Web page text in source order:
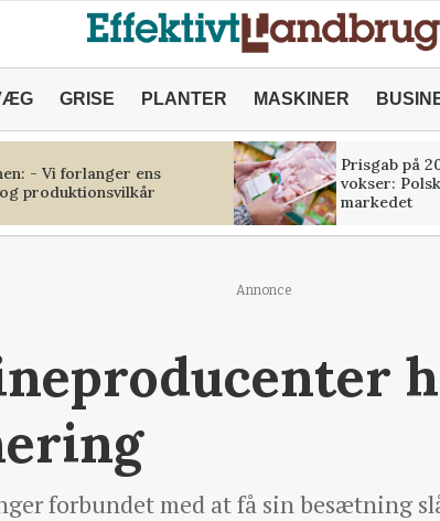
GRISE PLANTER MASKINER
- Vi forlanger ens
produktionsvilkår
Prisgab på
vokser:
markedet
Annonce
forbundet med at få sin besætning